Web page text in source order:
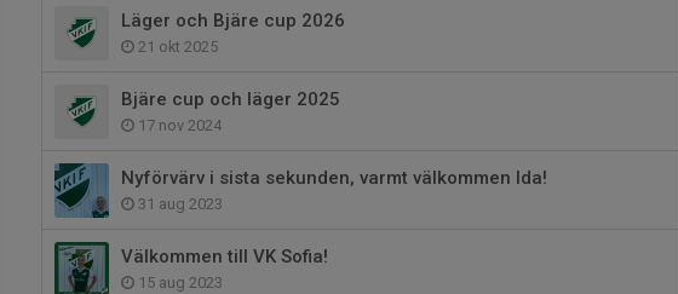
Läger och Bjäre cup 2026
21 okt 2025
Bjäre cup och läger 2025
17 nov 2024
Nyförvärv i sista sekunden, varmt välkommen Ida!
31 aug 2023
Välkommen till VK Sofia!
15 aug 2023